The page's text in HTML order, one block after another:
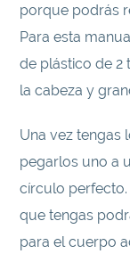
porque podrás
Para esta
de plástico de 2
la cabeza y
Una vez tengas
pegarlos uno a
círculo
que tengas
para el cuerpo